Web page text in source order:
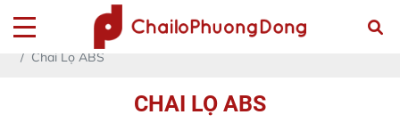
Trang chủ
Sản phẩm
CHAI LỌ NHỰA ACRYLIC- PETG - PET - PP - PE - HDPE
Chai Lọ ABS
CHAI LỌ ABS